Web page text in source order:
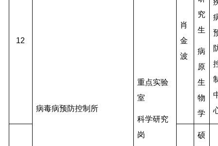
12
病毒病预防控制所
重点实验
室
科学研究
岗
肖
金
波
究
生
病
原
生
物
学
硕